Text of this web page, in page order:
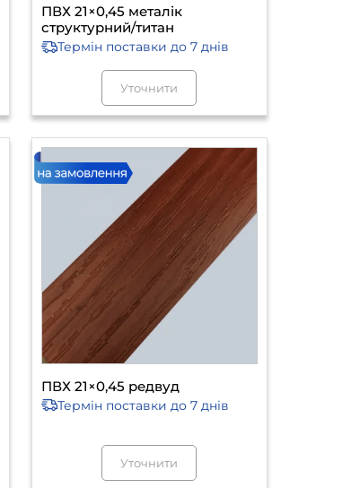
ПВХ 21×0,45 металік
структурний/титан
Термін поставки до 7 днів
Уточнити
ПВХ 21×0,45 редвуд
Термін поставки до 7 днів
Уточнити